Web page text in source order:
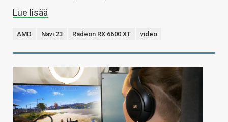
Lue lisää
AMD Navi 23 Radeon RX 6600 XT video